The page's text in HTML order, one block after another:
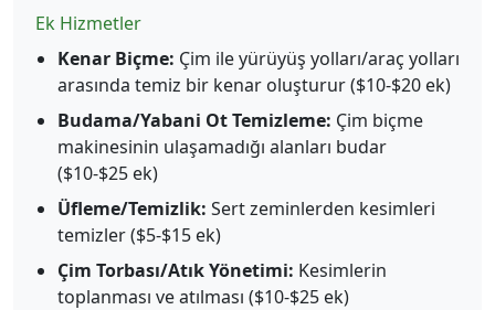
Ek Hizmetler
Kenar Biçme: Çim ile yürüyüş yolları/araç yolları
arasında temiz bir kenar oluşturur ($10-$20 ek)
Budama/Yabani Ot Temizleme: Çim biçme
makinesinin ulaşamadığı alanları budar
($10-$25 ek)
Üfleme/Temizlik: Sert zeminlerden kesimleri
temizler ($5-$15 ek)
Çim Torbası/Atık Yönetimi: Kesimlerin
toplanması ve atılması ($10-$25 ek)